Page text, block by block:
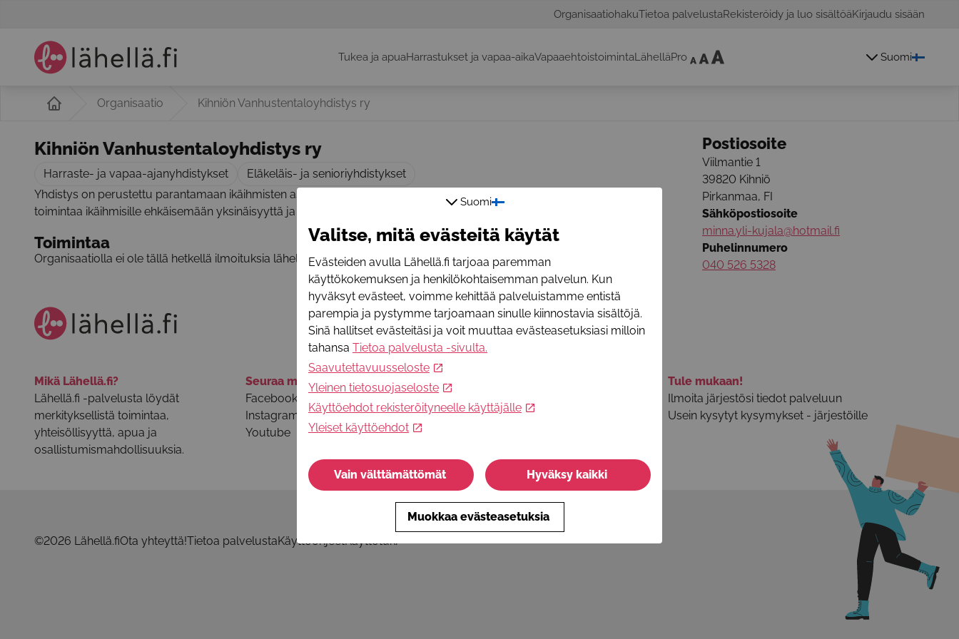
OrganisaatiohakuTietoa palvelustaRekisteröidy ja luo sisältöäKirjaudu sisään
Tukea ja apuaHarrastukset ja vapaa-aikaVapaaehtoistoimintaLähelläPro Suomi
Organisaatio Kihniön Vanhustentaloyhdistys ry
Kihniön Vanhustentaloyhdistys ry
Harraste- ja vapaa-ajanyhdistykset
Eläkeläis- ja senioriyhdistykset
Yhdistys on perustettu parantamaan ikäihmisten asumisoloja. Yhdistys omistaa vuokrarivitaloja ja järjestää vapaa-ajan
toimintaa ikäihmisille ehkäisemään yksinäisyyttä ja pitämään toimintakykyä yllä.
Toimintaa
Organisaatiolla ei ole tällä hetkellä ilmoituksia lähellä.fi-palvelussa.
Postiosoite
Viilmantie 1
39820 Kihniö
Pirkanmaa, FI
Sähköpostiosoite
minna.yli-kujala@hotmail.fi
Puhelinnumero
040 526 5328
Mikä Lähellä.fi?
Lähellä.fi -palvelusta löydät
merkityksellistä toimintaa,
yhteisöllisyyttä, apua ja
osallistumismahdollisuuksia.
Seuraa meitä somessa
Facebook
Instagram
Youtube
Selosteet ja käyttöehdot
sektori
Tule mukaan!
Ilmoita järjestösi tiedot palveluun
Usein kysytyt kysymykset - järjestöille
©2026 Lähellä.fiOta yhteyttä!Tietoa palvelustaKäyttöohjeetKäyttötuki
Suomi
Valitse, mitä evästeitä käytät
Evästeiden avulla Lähellä.fi tarjoaa paremman
käyttökokemuksen ja henkilökohtaisemman palvelun. Kun
hyväksyt evästeet, voimme kehittää palveluistamme entistä
parempia ja pystymme tarjoamaan sinulle kiinnostavia sisältöjä.
Sinä hallitset evästeitäsi ja voit muuttaa evästeasetuksiasi milloin
tahansa Tietoa palvelusta -sivulta.
Saavutettavuusseloste
Yleinen tietosuojaseloste
Käyttöehdot rekisteröityneelle käyttäjälle
Yleiset käyttöehdot
Vain välttämättömät Hyväksy kaikki
Muokkaa evästeasetuksia